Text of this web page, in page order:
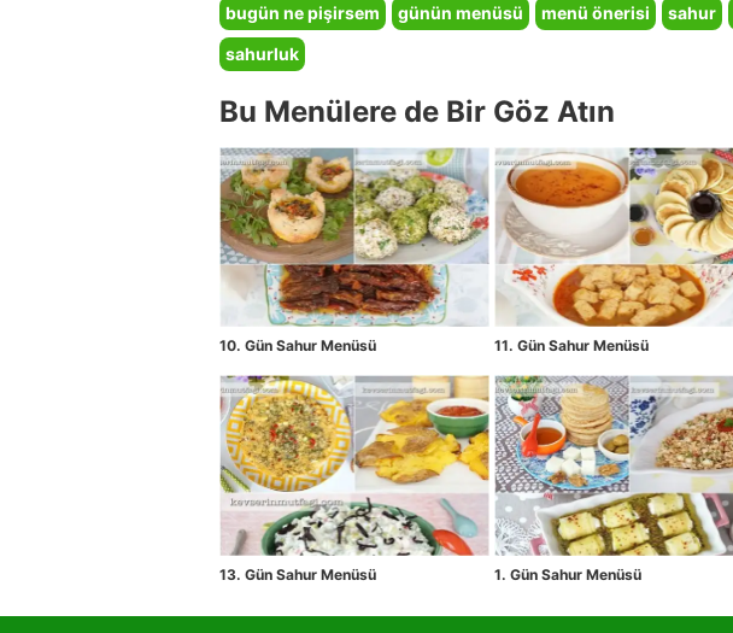
bugün ne pişirsem günün menüsü menü önerisi sahur
sahurluk
Bu Menülere de Bir Göz Atın
10. Gün Sahur Menüsü 11. Gün Sahur Menüsü
13. Gün Sahur Menüsü 1. Gün Sahur Menüsü